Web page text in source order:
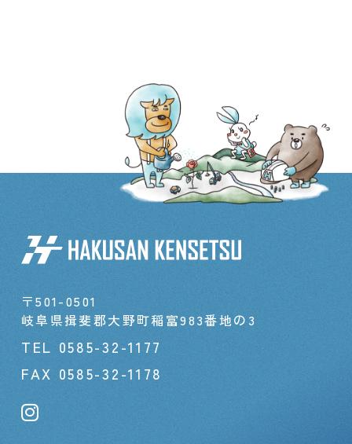
〒501-0501
岐阜県揖斐郡大野町稲富983番地の3
TEL 0585-32-1177
FAX 0585-32-1178